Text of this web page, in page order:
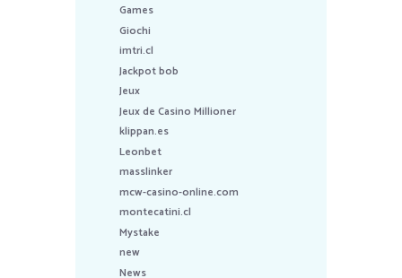
Games
Giochi
imtri.cl
Jackpot bob
Jeux
Jeux de Casino Millioner
klippan.es
Leonbet
masslinker
mcw-casino-online.com
montecatini.cl
Mystake
new
News